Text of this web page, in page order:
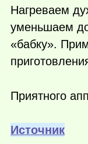
Нагреваем
уменьшаем
«бабку».
Приятного
Источник